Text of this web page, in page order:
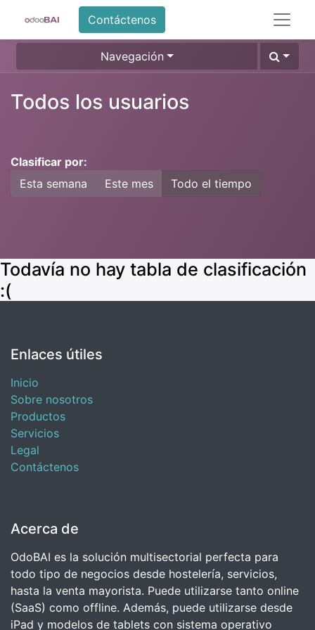
Contáctenos
Navegación
Todos los usuarios
Clasificar por:
Esta semana
Este mes Todo el tiempo
Todavía no hay tabla de clasificación
:(
Enlaces útiles
Inicio
Sobre nosotros
Productos
Servicios
Legal
Contáctenos
Acerca de
OdoBAI es la solución multisectorial perfecta para
todo tipo de negocios desde hostelería, servicios,
hasta la venta mayorista. Puede utilizarse tanto online
(SaaS) como offline. Además, puede utilizarse desde
iPad y modelos de tablets con sistema operativo